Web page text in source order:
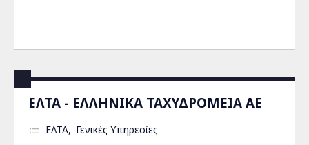
ΕΛΤΑ - ΕΛΛΗΝΙΚΑ ΤΑΧΥΔΡΟΜΕΙΑ ΑΕ
ΕΛΤΑ
Γενικές Υπηρεσίες